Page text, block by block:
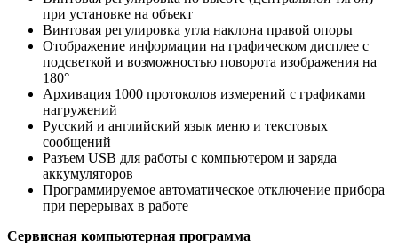
при установке на объект
Винтовая регулировка угла наклона правой опоры
Отображение информации на графическом дисплее с
подсветкой и возможностью поворота изображения на
180°
Архивация 1000 протоколов измерений с графиками
нагружений
Русский и английский язык меню и текстовых
сообщений
Разъем USB для работы с компьютером и заряда
аккумуляторов
Программируемое автоматическое отключение прибора
при перерывах в работе
Сервисная компьютерная программа